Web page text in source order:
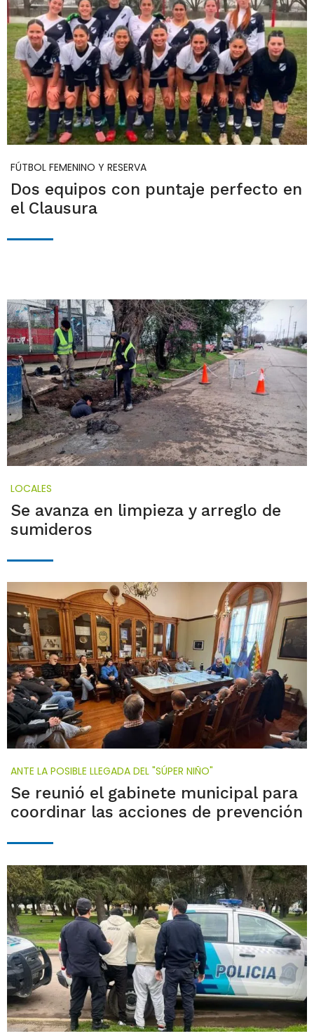
FÚTBOL FEMENINO Y RESERVA
Dos equipos con puntaje perfecto en
el Clausura
LOCALES
Se avanza en limpieza y arreglo de
sumideros
ANTE LA POSIBLE LLEGADA DEL "SÚPER NIÑO"
Se reunió el gabinete municipal para
coordinar las acciones de prevención